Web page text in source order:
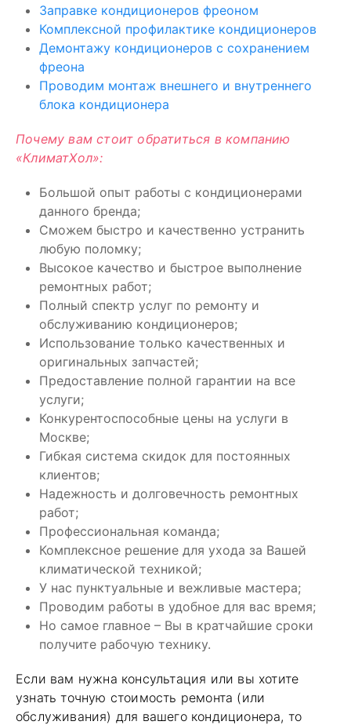
Заправке кондиционеров фреоном
Комплексной профилактике кондиционеров
Демонтажу кондиционеров с сохранением
фреона
Проводим монтаж внешнего и внутреннего
блока кондиционера
Почему вам стоит обратиться в компанию
«КлиматХол»:
Большой опыт работы с кондиционерами
данного бренда;
Сможем быстро и качественно устранить
любую поломку;
Высокое качество и быстрое выполнение
ремонтных работ;
Полный спектр услуг по ремонту и
обслуживанию кондиционеров;
Использование только качественных и
оригинальных запчастей;
Предоставление полной гарантии на все
услуги;
Конкурентоспособные цены на услуги в
Москве;
Гибкая система скидок для постоянных
клиентов;
Надежность и долговечность ремонтных
работ;
Профессиональная команда;
Комплексное решение для ухода за Вашей
климатической техникой;
У нас пунктуальные и вежливые мастера;
Проводим работы в удобное для вас время;
Но самое главное – Вы в кратчайшие сроки
получите рабочую технику.
Если вам нужна консультация или вы хотите
узнать точную стоимость ремонта (или
обслуживания) для вашего кондиционера, то